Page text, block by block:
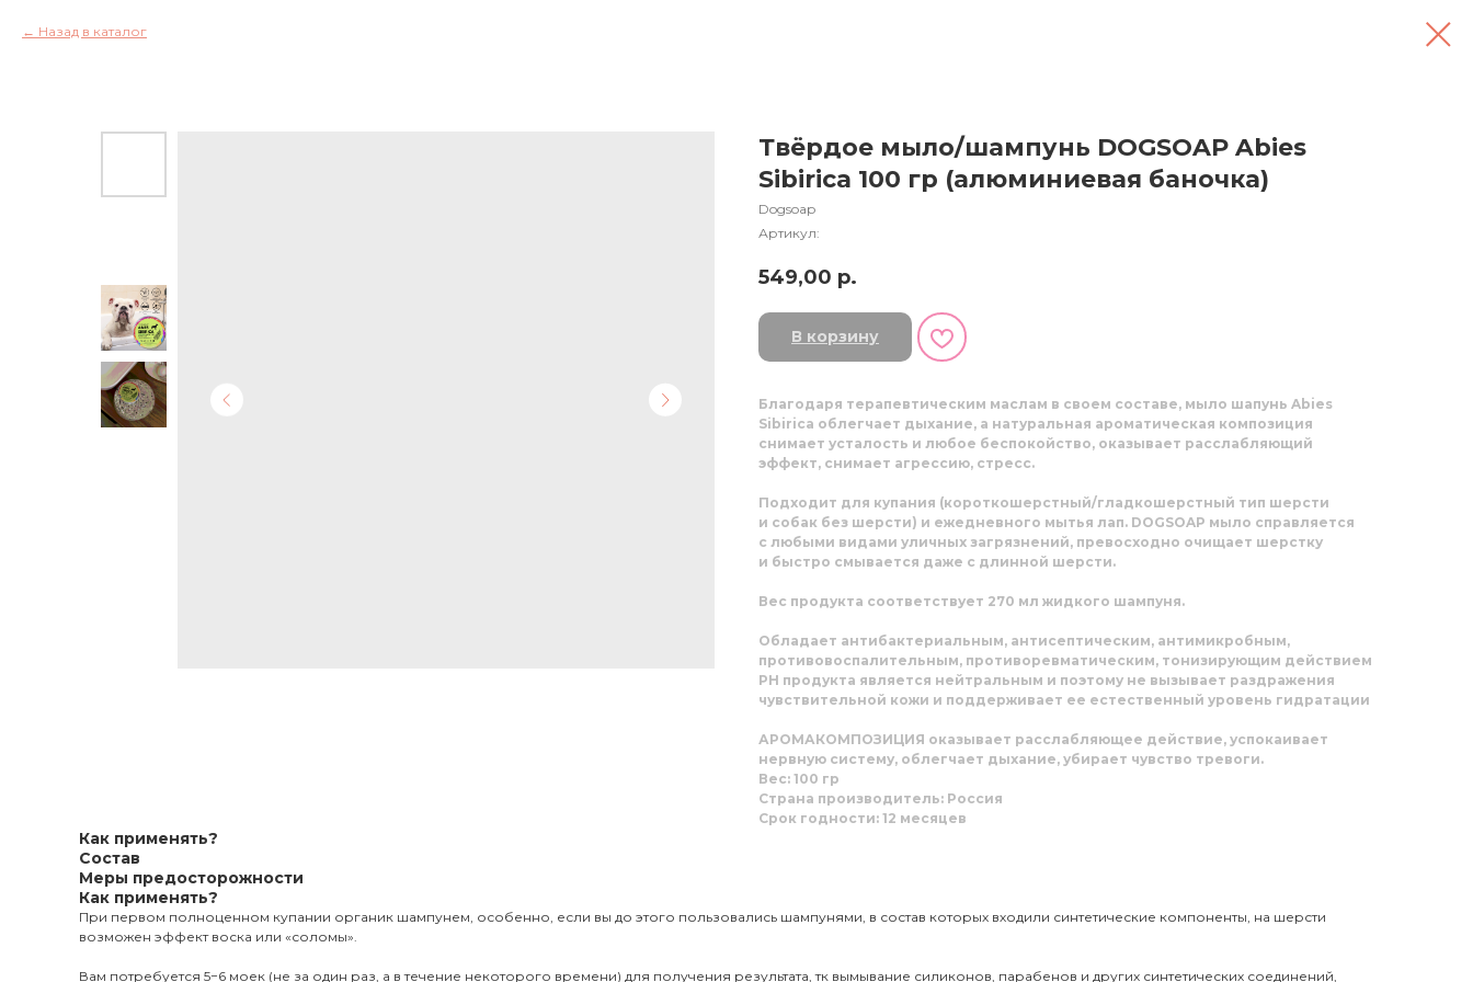
Назад в каталог
Твёрдое мыло/шампунь DOGSOAP Abies
Sibirica 100 гр (алюминиевая баночка)
Dogsoap
Артикул:
549,00 р.
В корзину
Благодаря терапевтическим маслам в своем составе, мыло шапунь Abies
Sibirica облегчает дыхание, а натуральная ароматическая композиция
снимает усталость и любое беспокойство, оказывает расслабляющий
эффект, снимает агрессию, стресс.
Подходит для купания (короткошерстный/гладкошерстный тип шерсти
и собак без шерсти) и ежедневного мытья лап. DOGSOAP мыло справляется
с любыми видами уличных загрязнений, превосходно очищает шерстку
и быстро смывается даже с длинной шерсти.
Вес продукта соответствует 270 мл жидкого шампуня.
Обладает антибактериальным, антисептическим, антимикробным,
противовоспалительным, противоревматическим, тонизирующим действием
РН продукта является нейтральным и поэтому не вызывает раздражения
чувствительной кожи и поддерживает ее естественный уровень гидратации
АРОМАКОМПОЗИЦИЯ оказывает расслабляющее действие, успокаивает
нервную систему, облегчает дыхание, убирает чувство тревоги.
Вес: 100 гр
Страна производитель: Россия
Срок годности: 12 месяцев
Как применять?
Состав
Меры предосторожности
Как применять?
При первом полноценном купании органик шампунем, особенно, если вы до этого пользовались шампунями, в состав которых входили синтетические компоненты, на шерсти
возможен эффект воска или «соломы».
Вам потребуется 5−6 моек (не за один раз, а в течение некоторого времени) для получения результата, тк вымывание силиконов, парабенов и других синтетических соединений,